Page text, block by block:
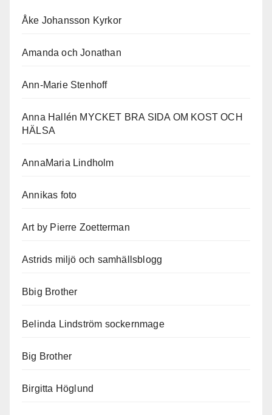
Åke Johansson Kyrkor
Amanda och Jonathan
Ann-Marie Stenhoff
Anna Hallén MYCKET BRA SIDA OM KOST OCH
HÄLSA
AnnaMaria Lindholm
Annikas foto
Art by Pierre Zoetterman
Astrids miljö och samhällsblogg
Bbig Brother
Belinda Lindström sockernmage
Big Brother
Birgitta Höglund